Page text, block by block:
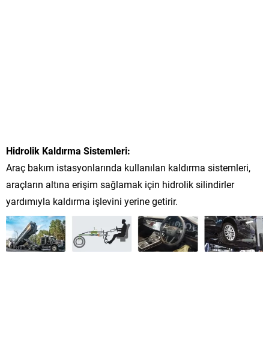
Hidrolik Kaldırma Sistemleri:
Araç bakım istasyonlarında kullanılan kaldırma sistemleri,
araçların altına erişim sağlamak için hidrolik silindirler
yardımıyla kaldırma işlevini yerine getirir.